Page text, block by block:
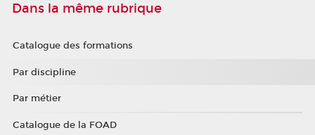
Dans la même rubrique
Catalogue des formations
Par discipline
Par métier
Catalogue de la FOAD